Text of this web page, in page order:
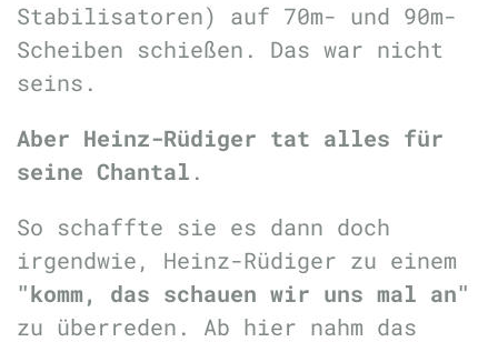
Stabilisatoren) auf 70m- und 90m-
Scheiben schießen. Das war nicht
seins.
Aber Heinz-Rüdiger tat alles für
seine Chantal .
So schaffte sie es dann doch
irgendwie, Heinz-Rüdiger zu einem
"komm, das schauen wir uns mal an"
zu überreden. Ab hier nahm das